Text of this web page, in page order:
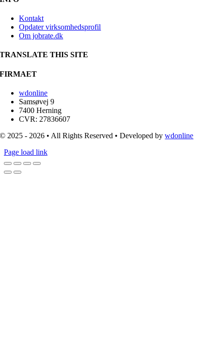
Kontakt
Opdater virksomhedsprofil
Om jobrate.dk
TRANSLATE THIS SITE
FIRMAET
wdonline
Samsøvej 9
7400 Herning
CVR: 27836607
© 2025 - 2026 • All Rights Reserved • Developed bywdonline
Page load link